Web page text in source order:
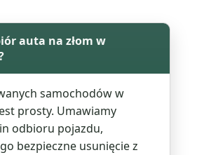
auta na złom w
samochodów w
prosty. Umawiamy
odbioru pojazdu,
bezpieczne usunięcie z